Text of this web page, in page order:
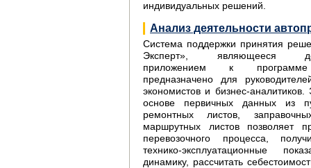
индивидуальных решений.
Анализ деятельности
Система поддержки принятия
Эксперт», являющееся
приложением к программе
предназначено для
экономистов и бизнес-
основе первичных данных из
ремонтных листов,
маршрутных листов позволяет
перевозочного процесса,
технико-эксплуатационные
динамику, рассчитать